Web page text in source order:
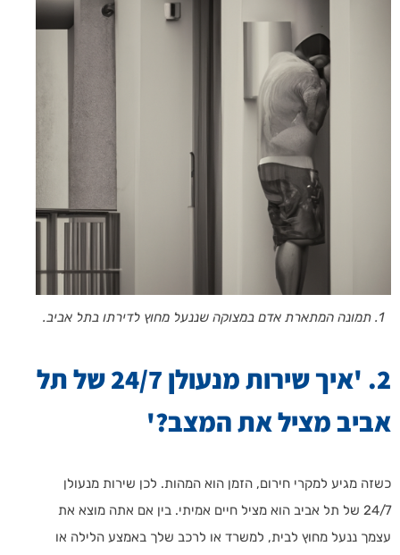
1. תמונה המתארת אדם במצוקה שננעל מחוץ לדירתו בתל אביב.
2. 'איך שירות מנעולן 24/7 של תל
אביב מציל את המצב?'
כשזה מגיע למקרי חירום, הזמן הוא המהות. לכן שירות מנעולן
24/7 של תל אביב הוא מציל חיים אמיתי. בין אם אתה מוצא את
עצמך ננעל מחוץ לבית, למשרד או לרכב שלך באמצע הלילה או